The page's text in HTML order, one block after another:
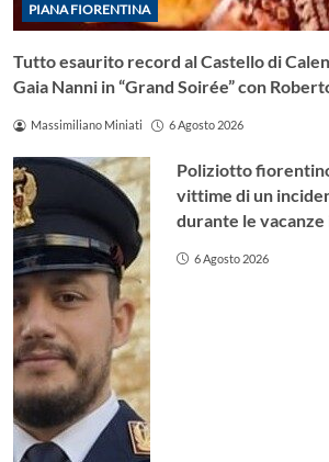
PIANA FIORENTINA
Tutto esaurito record al Castello di
Gaia Nanni in “Grand Soirée” con
Massimiliano Miniati 6 Agosto 2026
Poliziotto
vittime di un
durante le vacanze
6 Agosto 2026